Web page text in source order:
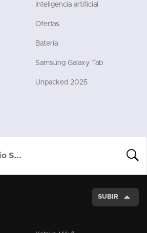
Inteligencia artificial
Ofertas
Batería
Samsung Galaxy Tab
Unpacked 2025
SUBIR